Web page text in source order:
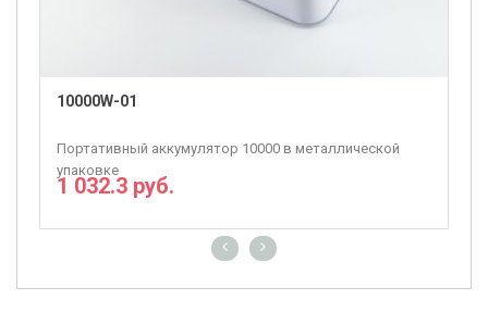
10000W-01
Портативный аккумулятор 10000 в металлической
упаковке
1 032.3 руб.